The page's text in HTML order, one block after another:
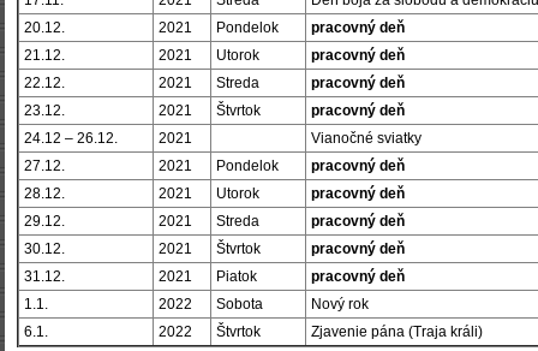
20.12.
2021 Pondelok
pracovný deň
21.12.
2021 Utorok
pracovný deň
22.12.
2021 Streda
pracovný deň
23.12.
2021 Štvrtok
pracovný deň
24.12 – 26.12.
2021
Vianočné sviatky
27.12.
2021 Pondelok
pracovný deň
28.12.
2021 Utorok
pracovný deň
29.12.
2021 Streda
pracovný deň
30.12.
2021 Štvrtok
pracovný deň
31.12.
2021 Piatok
pracovný deň
1.1.
2022 Sobota
Nový rok
6.1.
2022 Štvrtok Zjavenie pána (Traja králi)